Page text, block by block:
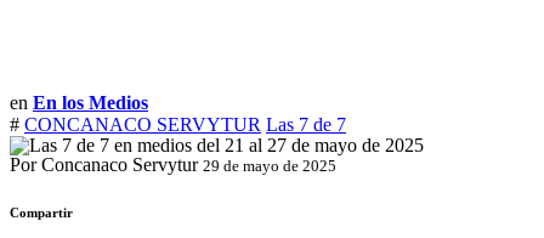
en En los Medios
# CONCANACO SERVYTUR Las 7 de 7
Por Concanaco Servytur 29 de mayo de 2025
Compartir